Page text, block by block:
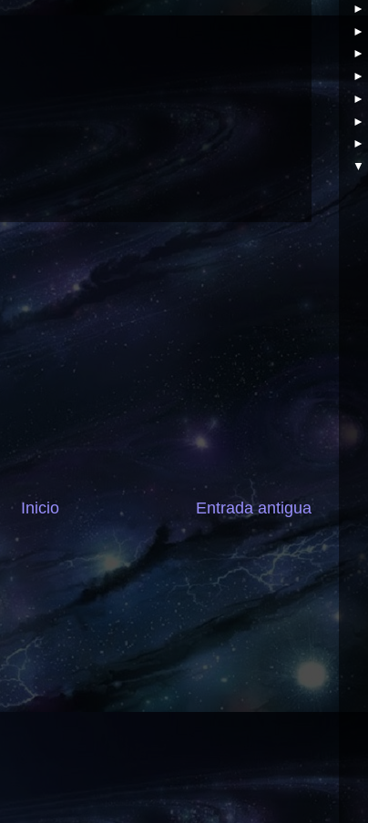
Entrada antigua
Inicio
►
►
►
►
►
►
►
▼